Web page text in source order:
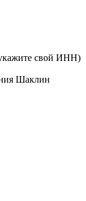
укажите свой ИНН)
Шаклин